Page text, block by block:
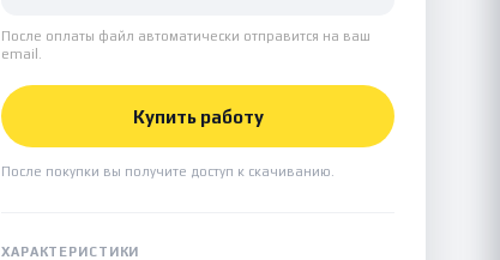
После оплаты файл автоматически отправится на ваш
email.
Купить работу
После покупки вы получите доступ к скачиванию.
ХАРАКТЕРИСТИКИ